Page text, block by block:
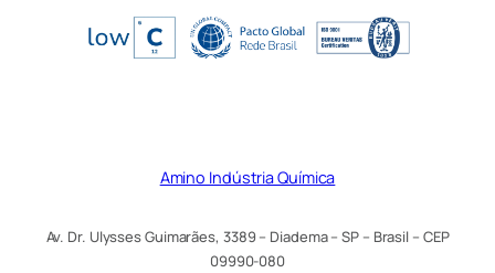
Amino Indústria Química
Av. Dr. Ulysses Guimarães, 3389 – Diadema – SP – Brasil – CEP
09990-080